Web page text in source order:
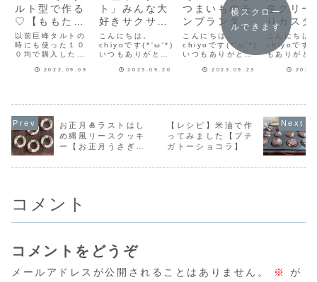
ルト型で作る
♡【ももたっ
ぷりのタル
ト】
以前巨峰タルトの
時にも使った１０
０均で購入した１
ルト型今回は余っ
どをタルト型より
少し大きく伸ばし
ます。タルト型に
離型油スプレーを
吹き付けて（油は
2022.09.09
ト」みんな大
好きサクサク
タルト♪基本
のタルトレシ
ピだよ！アー
モンドクリー
ます！
こんにちは。
chiyoです(*'ω'*)
いつもありがとう
みんな大好き♡基
ルトレシピタルト
型は100均で購入
した12㎝のものを
2023.09.20
つまいものモ
ンブランタル
ト♡しっとり
濃厚なさつま
いもモンブラ
ンクリーム♡
こんにちは。
chiyoです(*'ω'*)
いつもありがとう
つまいもの裏ごし
さつまいものモン
ブランタルトさっ
そくレシピの紹介
2023.09.23
生クリー
りカスタ
をたっぷ
せて♡い
タルト盛
けます
こんにちは
chiyoです
もありがと
作っている
た♡ プレ
地とココア
両方あった
ルトを２台
焼いていま
横スクロー
ルできます
お正月🎍ラストはし
め縄風リースクッキ
ー【お正月うさぎク
【レシピ】米油で作
ってみました【プチ
ガトーショコラ】
コメント
コメントをどうぞ
メールアドレスが公開されることはありません。 ※
が